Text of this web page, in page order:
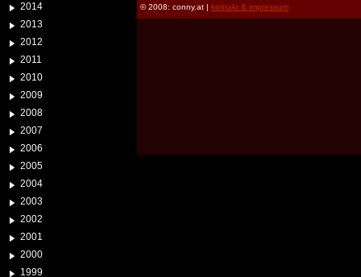
2014
2013
2012
2011
2010
2009
2008
2007
2006
2005
2004
2003
2002
2001
2000
1999
© 2008: conny.at | kontakt & impressum